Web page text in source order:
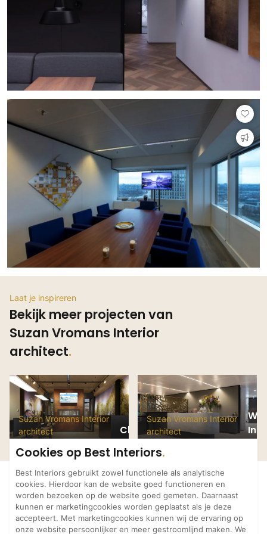
PVC vloeren
Natuursteen en keramiek vloeren
Vloerkleden
Afwerking
Wandafwerking
Behang / Wandtextiel
Natuursteen en keramiek
Schilderwerk
Stucwerk
Spuitwerk
Technologie
Audio/Video
Thuisbioscoop
Domotica
Mirror TV
Wifi
Overig
Aannemers Interieur
Akoestiek
Wellness
Wijnkelder en wijnkasten
Laat je inspireren
Bekijk meer projecten van
Suzan Vromans Interior
architect
Suzan Vromans Interior
architect
Clavem Makelaars
Suzan Vromans Interior
architect
Cookies op Best Interiors
Best Interiors gebruikt zowel functionele als analytische
cookies. Hierdoor kan de website goed functioneren en
worden bezoeken op de website goed gemeten. Daarnaast
kunnen er marketingcookies worden geplaatst als je deze
accepteert. Met marketingcookies kunnen wij de ervaring op
onze website persoonlijker en meer gestroomlijnd maken. We